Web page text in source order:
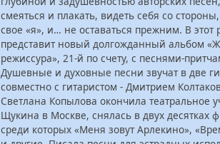
смеяться и плакать, видеть себя со
свое «я», и… не оставаться прежним. В этот
представит новый долгожданный альбом
режиссура», 21-й по счету, с песнями-
Душевные и духовные песни звучат в две
совместно с гитаристом - Дмитрием
Светлана Копылова окончила театральное
Щукина в Москве, снялась в двух десятках
среди которых «Меня зовут Арлекино»,